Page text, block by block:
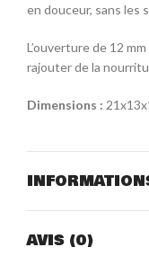
en douceur, sans les
L’ouverture de 12
rajouter de la
Dimensions :
AVIS (0)